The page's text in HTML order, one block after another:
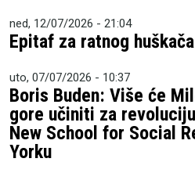
ned, 12/07/2026 - 21:04
Epitaf za ratnog huškača
uto, 07/07/2026 - 10:37
Boris Buden: Više će
gore učiniti za
New School for Social
Yorku